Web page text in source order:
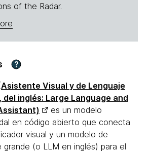
of the Radar.
?
Visual y de Lenguaje
del inglés: Large Language and
es un modelo
en código abierto que conecta
visual y un modelo de
grande (o LLM en inglés) para el